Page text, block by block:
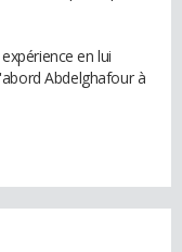
en lui
Abdelghafour à